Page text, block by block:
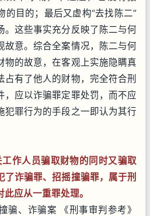
的目的；最后又虚构“去找陈二”
。这些事实充分反映了陈二与何
故意。综合全案情况，陈二与何
物的故意，在客观上实施隐瞒真
有了他人的财物，完全符合刑
，应以诈骗罪定罪处罚，而不应
犯罪行为的手段之一即认为其行
工作人员骗取财物的同时又骗取
了诈骗罪、招摇撞骗罪，属于刑
此应从一重罪处理。
骗、诈骗案 《刑事审判参考》